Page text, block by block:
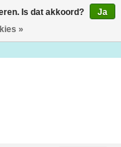
Is dat akkoord?
Ja
»